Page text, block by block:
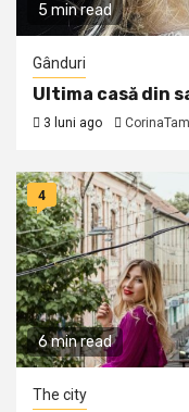
5 min read
Gânduri
Ultima casă din
3 luni ago
6 min read
4
The city